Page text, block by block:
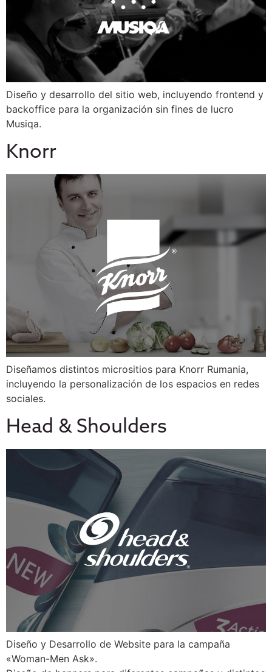
Diseño y desarrollo del sitio web, incluyendo frontend y
backoffice para la organización sin fines de lucro
Musiqa.
Knorr
Diseñamos distintos micrositios para Knorr Rumania,
incluyendo la personalización de los espacios en redes
sociales.
Head & Shoulders
Diseño y Desarrollo de Website para la campaña
«Woman-Men Ask».